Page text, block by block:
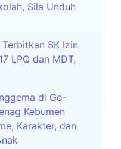
Sila Unduh
SK Izin
LPQ dan MDT,
di Go-
Kebumen
Karakter, dan